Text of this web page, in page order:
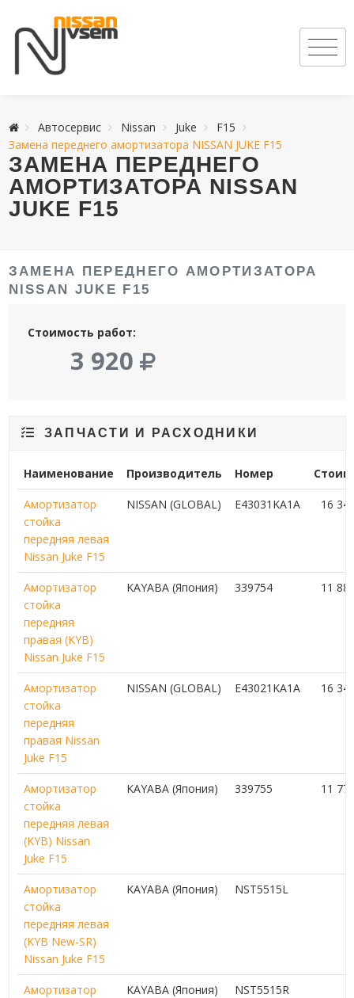
Автосервис Nissan Juke
F15
Замена переднего амортизатора NISSAN JUKE F15
ЗАМЕНА ПЕРЕДНЕГО
АМОРТИЗАТОРА NISSAN
JUKE F15
ЗАМЕНА ПЕРЕДНЕГО АМОРТИЗАТОРА
NISSAN JUKE F15
Стоимость работ:
3 920
ЗАПЧАСТИ И РАСХОДНИКИ
Наименование Производитель Номер
Амортизатор
стойка
передняя левая
Nissan Juke F15
NISSAN (GLOBAL) E43031KA1A 16
Амортизатор
стойка
передняя
правая (KYB)
Nissan Juke F15
KAYABA (Япония) 339754 11
Амортизатор
стойка
передняя
правая Nissan
Juke F15
NISSAN (GLOBAL) E43021KA1A 16
Амортизатор
стойка
передняя левая
(KYB) Nissan
Juke F15
KAYABA (Япония) 339755 11
Амортизатор
стойка
передняя левая
(KYB New-SR)
Nissan Juke F15
KAYABA (Япония) NST5515L
Амортизатор
KAYABA (Япония) NST5515R